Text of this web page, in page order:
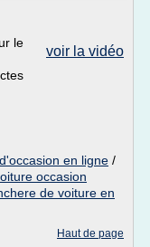
voir la vidéo
le
en ligne /
occasion
de voiture en
Haut de page